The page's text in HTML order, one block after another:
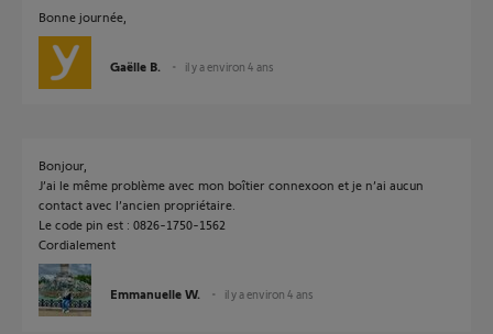
Bonne journée,
Gaëlle B. il y a environ 4 ans
Bonjour,
J’ai le même problème avec mon boîtier connexoon et je n’ai aucun
contact avec l’ancien propriétaire.
Le code pin est : 0826-1750-1562
Cordialement
Emmanuelle W. il y a environ 4 ans